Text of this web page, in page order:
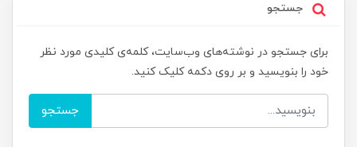
جستجو
برای جستجو در نوشته‌های وب‌سایت، کلمه‌ی کلیدی مورد نظر
خود را بنویسید و بر روی دکمه کلیک کنید.
جستجو